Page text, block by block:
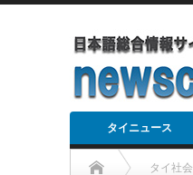
タイニュース
タイ社会